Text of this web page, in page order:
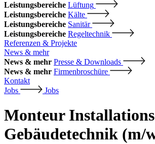
Leistungsbereiche Lüftung
Leistungsbereiche Kälte
Leistungsbereiche Sanitär
Leistungsbereiche Regeltechnik
Referenzen & Projekte
News & mehr
News & mehr Presse & Downloads
News & mehr Firmenbroschüre
Kontakt
Jobs
Jobs
Monteur
Gebäudetechnik (m/